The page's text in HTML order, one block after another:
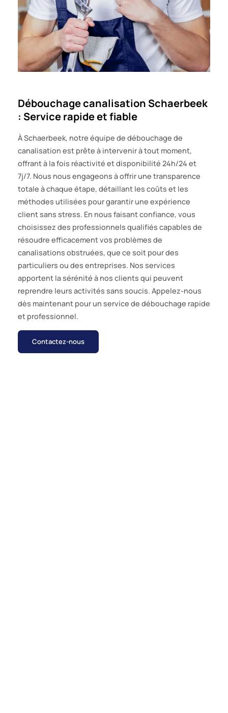
Débouchage canalisation Schaerbeek
: Service rapide et fiable
À Schaerbeek, notre équipe de débouchage de
canalisation est prête à intervenir à tout moment,
offrant à la fois réactivité et disponibilité 24h/24 et
7j/7. Nous nous engageons à offrir une transparence
totale à chaque étape, détaillant les coûts et les
méthodes utilisées pour garantir une expérience
client sans stress. En nous faisant confiance, vous
choisissez des professionnels qualifiés capables de
résoudre efficacement vos problèmes de
canalisations obstruées, que ce soit pour des
particuliers ou des entreprises. Nos services
apportent la sérénité à nos clients qui peuvent
reprendre leurs activités sans soucis. Appelez-nous
dès maintenant pour un service de débouchage rapide
et professionnel.
Contactez-nous